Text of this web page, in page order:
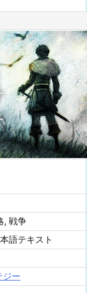
, 戦争
語テキスト
ジー